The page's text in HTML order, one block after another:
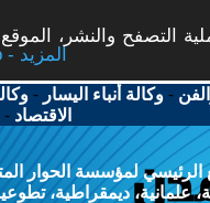
التصفح والنشر،
More info - المزيد
-وكالة أنباء اليسار -
الاقتصاد -
الرئيسي لمؤسسة الحوار
علمانية، ديمقراطية،